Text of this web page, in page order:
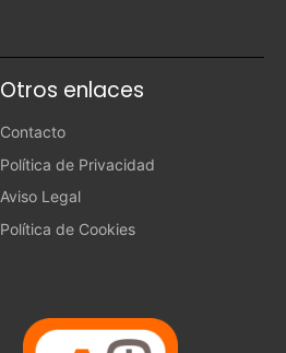
Otros enlaces
Contacto
Política de Privacidad
Aviso Legal
Política de Cookies